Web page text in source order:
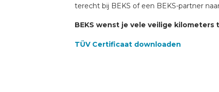
terecht bij BEKS of een BEKS-partner
BEKS wenst je vele veilige kilometers
TÜV Certificaat downloaden